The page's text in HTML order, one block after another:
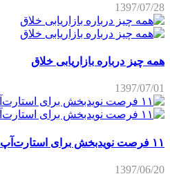
1397/07/28
همه چیز درباره بازاریابی خلاق
1397/07/01
۱۱ فرصت نویدبخش برای استارت‌آپ‌هایی که می‌خواهند تاثیر بزرگی برجای بگذارند
1397/06/20